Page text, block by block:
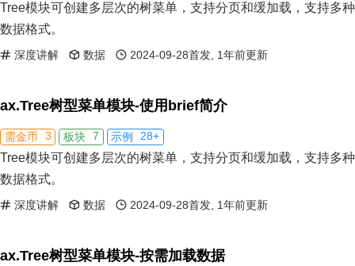
Tree模块可创建多层次的树菜单，支持分页和缓加载，支持多种
数据格式。
深度讲解 数据 2024-09-28首发, 1年前更新
ax.Tree树型菜单模块-使用brief简介
需金币 3 板块 7 示例 28+
Tree模块可创建多层次的树菜单，支持分页和缓加载，支持多种
数据格式。
深度讲解 数据 2024-09-28首发, 1年前更新
ax.Tree树型菜单模块-按需加载数据